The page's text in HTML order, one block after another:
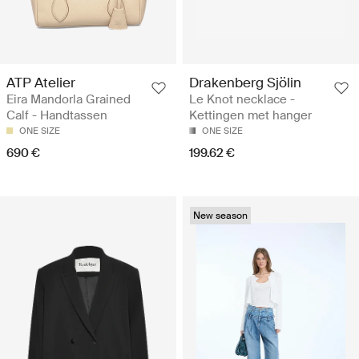
ATP Atelier
Eira Mandorla Grained
Calf - Handtassen
ONE SIZE
690 €
Drakenberg Sjölin
Le Knot necklace -
Kettingen met hanger
ONE SIZE
199.62 €
New season